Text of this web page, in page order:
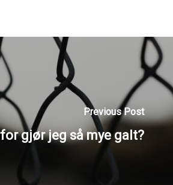
Previous Post
gjør jeg så mye galt?